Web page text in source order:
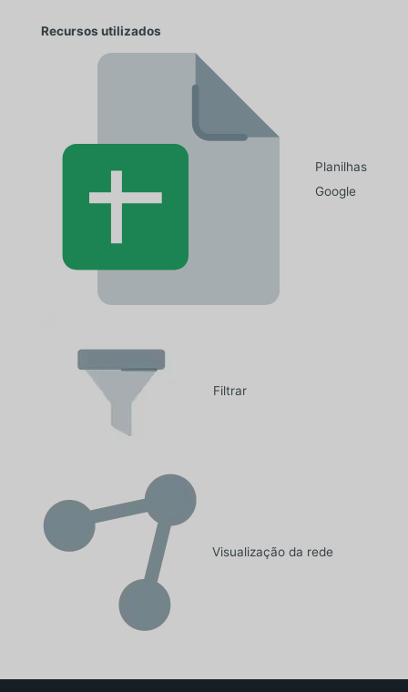
Recursos utilizados
Planilhas
Google
Filtrar
Visualização da rede